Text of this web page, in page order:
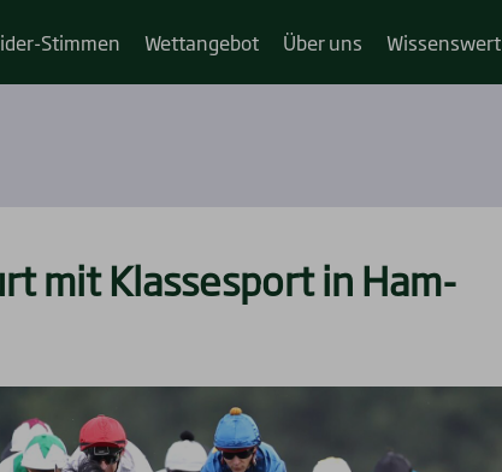
Stim­­men Wett­an­ge­bot Über uns Wis­sens­wert
mit Klas­se­sport in Ham­